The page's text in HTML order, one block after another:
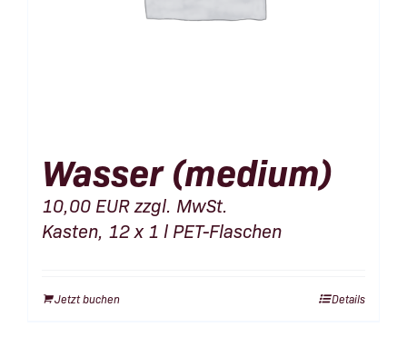
Wasser (medium)
10,00 EURzzgl. MwSt.
Kasten, 12 x 1 l PET-Flaschen
Jetzt buchen Details